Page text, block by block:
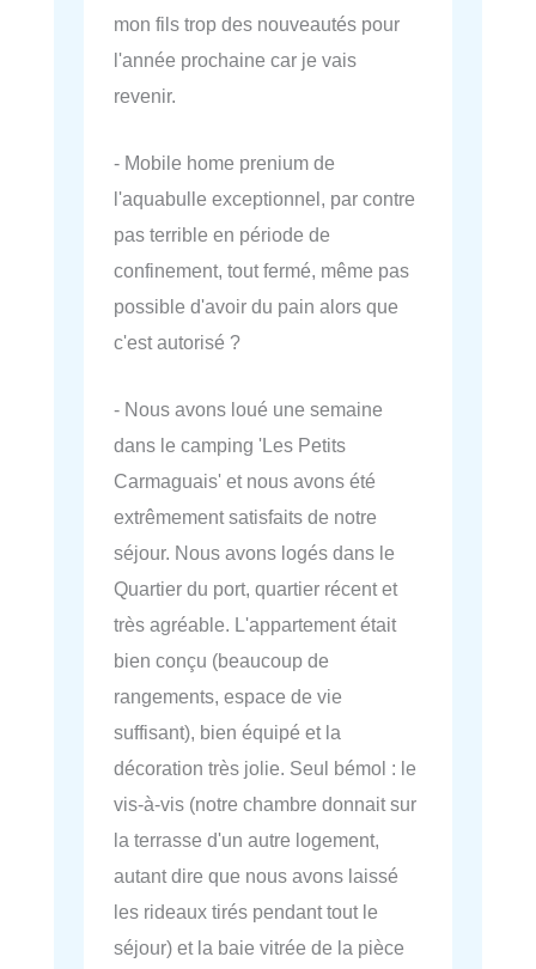
mon fils trop des nouveautés pour
l'année prochaine car je vais
revenir.
- Mobile home prenium de
l'aquabulle exceptionnel, par contre
pas terrible en période de
confinement, tout fermé, même pas
possible d'avoir du pain alors que
c'est autorisé ?
- Nous avons loué une semaine
dans le camping 'Les Petits
Carmaguais' et nous avons été
extrêmement satisfaits de notre
séjour. Nous avons logés dans le
Quartier du port, quartier récent et
très agréable. L'appartement était
bien conçu (beaucoup de
rangements, espace de vie
suffisant), bien équipé et la
décoration très jolie. Seul bémol : le
vis-à-vis (notre chambre donnait sur
la terrasse d'un autre logement,
autant dire que nous avons laissé
les rideaux tirés pendant tout le
séjour) et la baie vitrée de la pièce